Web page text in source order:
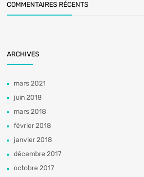
COMMENTAIRES RÉCENTS
ARCHIVES
mars 2021
juin 2018
mars 2018
février 2018
janvier 2018
décembre 2017
octobre 2017